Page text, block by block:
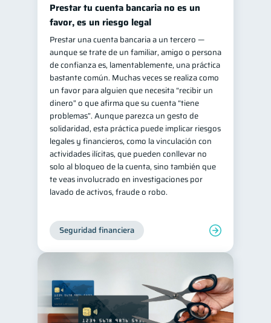
Prestar tu cuenta bancaria no es un
favor, es un riesgo legal
Prestar una cuenta bancaria a un tercero —
aunque se trate de un familiar, amigo o persona
de confianza es, lamentablemente, una práctica
bastante común. Muchas veces se realiza como
un favor para alguien que necesita “recibir un
dinero” o que afirma que su cuenta “tiene
problemas”. Aunque parezca un gesto de
solidaridad, esta práctica puede implicar riesgos
legales y financieros, como la vinculación con
actividades ilícitas, que pueden conllevar no
solo al bloqueo de la cuenta, sino también que
te veas involucrado en investigaciones por
lavado de activos, fraude o robo.
Seguridad financiera